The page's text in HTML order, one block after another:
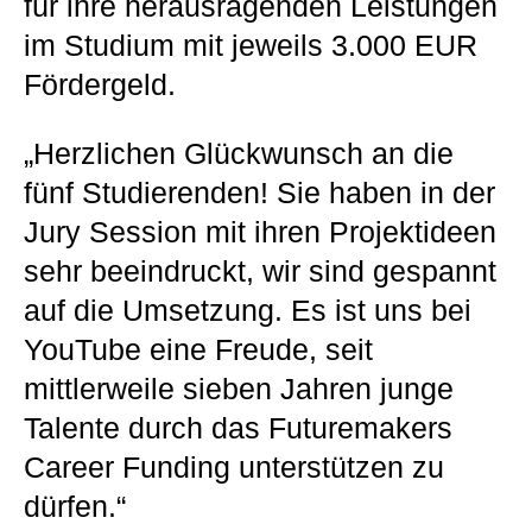
im Studium mit jeweils 3.000 EUR
Fördergeld.
„Herzlichen Glückwunsch an die
fünf Studierenden! Sie haben in der
Jury Session mit ihren Projektideen
sehr beeindruckt, wir sind gespannt
auf die Umsetzung. Es ist uns bei
YouTube eine Freude, seit
mittlerweile sieben Jahren junge
Talente durch das Futuremakers
Career Funding unterstützen zu
dürfen.“